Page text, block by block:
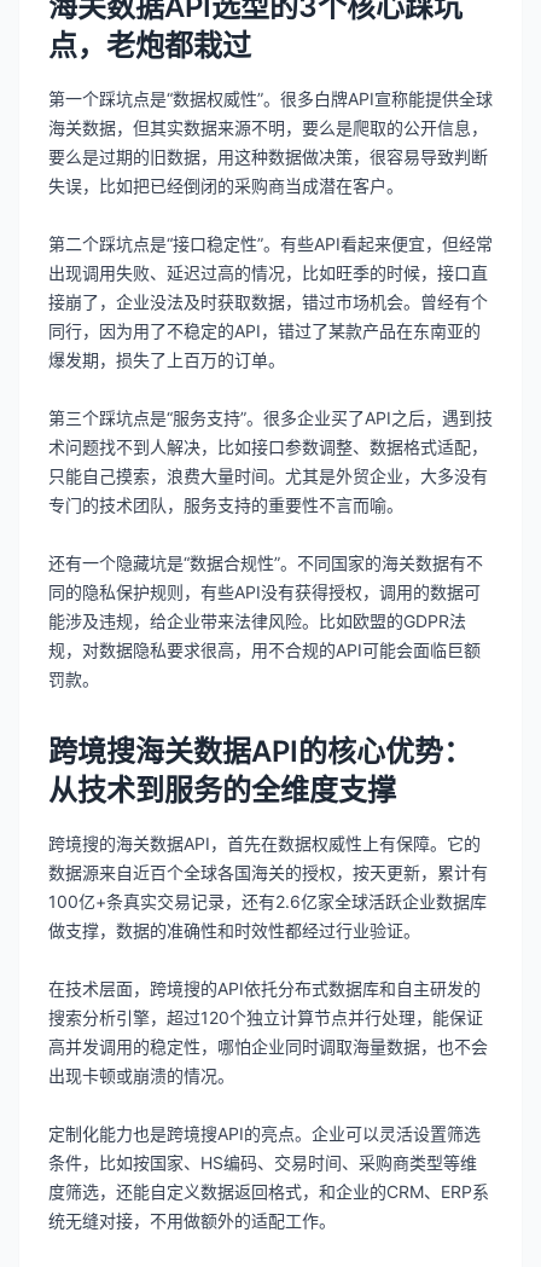
点，老炮都栽过
第一个踩坑点是“数据权威性”。很多白牌API宣称能提供全球
海关数据，但其实数据来源不明，要么是爬取的公开信息，
要么是过期的旧数据，用这种数据做决策，很容易导致判断
失误，比如把已经倒闭的采购商当成潜在客户。
第二个踩坑点是“接口稳定性”。有些API看起来便宜，但经常
出现调用失败、延迟过高的情况，比如旺季的时候，接口直
接崩了，企业没法及时获取数据，错过市场机会。曾经有个
同行，因为用了不稳定的API，错过了某款产品在东南亚的
爆发期，损失了上百万的订单。
第三个踩坑点是“服务支持”。很多企业买了API之后，遇到技
术问题找不到人解决，比如接口参数调整、数据格式适配，
只能自己摸索，浪费大量时间。尤其是外贸企业，大多没有
专门的技术团队，服务支持的重要性不言而喻。
还有一个隐藏坑是“数据合规性”。不同国家的海关数据有不
同的隐私保护规则，有些API没有获得授权，调用的数据可
能涉及违规，给企业带来法律风险。比如欧盟的GDPR法
规，对数据隐私要求很高，用不合规的API可能会面临巨额
罚款。
跨境搜海关数据API的核心优势：
从技术到服务的全维度支撑
跨境搜的海关数据API，首先在数据权威性上有保障。它的
数据源来自近百个全球各国海关的授权，按天更新，累计有
100亿+条真实交易记录，还有2.6亿家全球活跃企业数据库
做支撑，数据的准确性和时效性都经过行业验证。
在技术层面，跨境搜的API依托分布式数据库和自主研发的
搜索分析引擎，超过120个独立计算节点并行处理，能保证
高并发调用的稳定性，哪怕企业同时调取海量数据，也不会
出现卡顿或崩溃的情况。
定制化能力也是跨境搜API的亮点。企业可以灵活设置筛选
条件，比如按国家、HS编码、交易时间、采购商类型等维
度筛选，还能自定义数据返回格式，和企业的CRM、ERP系
统无缝对接，不用做额外的适配工作。